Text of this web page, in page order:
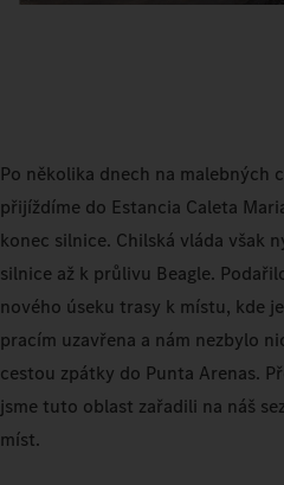
Po několika dnech na malebných
přijíždíme do Estancia Caleta
konec silnice. Chilská vláda však
silnice až k průlivu Beagle.
nového úseku trasy k místu, kde
pracím uzavřena a nám nezbylo
cestou zpátky do Punta Arenas.
jsme tuto oblast zařadili na náš
míst.